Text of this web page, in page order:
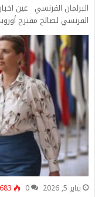
البرلمان الفرنسي عين
الفرنسي لصالح مقترح
يناير 5, 2026 0